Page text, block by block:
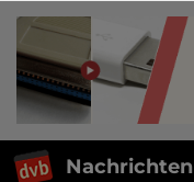
Nachrichten